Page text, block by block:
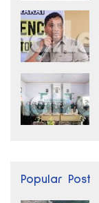
Popular Post